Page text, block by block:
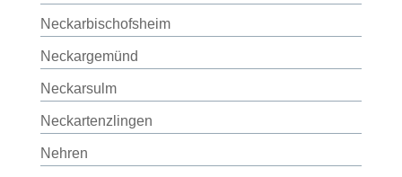
Neckarbischofsheim
Neckargemünd
Neckarsulm
Neckartenzlingen
Nehren